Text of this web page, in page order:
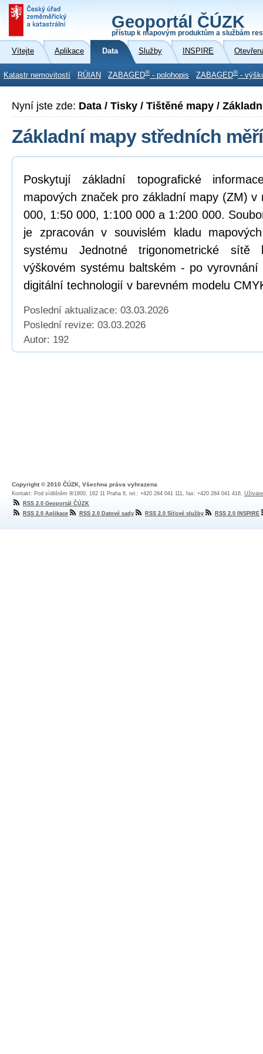
Geoportál ČÚZK
přístup k mapovým produktům a službám
Vítejte Aplikace Data Služby INSPIRE
Katastr nemovitostí RÚIAN ZABAGED® - polohopis ZABAGED® -
Nyní jste zde: Data / Tisky / Tištěné mapy /
Základní mapy středních
Poskytují základní topografické
mapových značek pro základní mapy (ZM)
000, 1:50 000, 1:100 000 a 1:200 000.
je zpracován v souvislém kladu
systému Jednotné trigonometrické sítě
výškovém systému baltském - po
digitální technologií v barevném modelu
Poslední aktualizace: 03.03.2026
Poslední revize: 03.03.2026
Autor: 192
Copyright © 2010 ČÚZK, Všechna práva vyhrazena
Kontakt: Pod sídlištěm 9/1800, 182 11 Praha 8, tel.: +420 284 041 111, fax: +420 284 041 416,
RSS 2.0 Geoportál ČÚZK
RSS 2.0 Aplikace
RSS 2.0 Datové sady RSS 2.0 Síťové služby RSS 2.0 INSPIRE